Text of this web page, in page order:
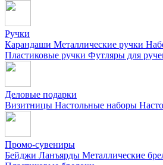
Ручки
Карандаши Металлические ручки
Пластиковые ручки Футляры для
Деловые подарки
Визитницы Настольные наборы
Промо-сувениры
Бейджи Ланъярды Металлические